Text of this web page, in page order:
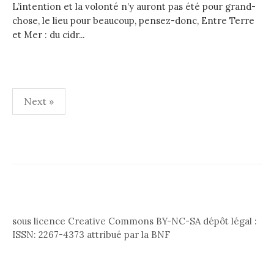
L’intention et la volonté n’y auront pas été pour grand-
chose, le lieu pour beaucoup, pensez-donc, Entre Terre
et Mer : du cidr...
Pagination
des
Next »
sous licence Creative Commons BY-NC-SA dépôt légal :
ISSN: 2267-4373 attribué par la BNF